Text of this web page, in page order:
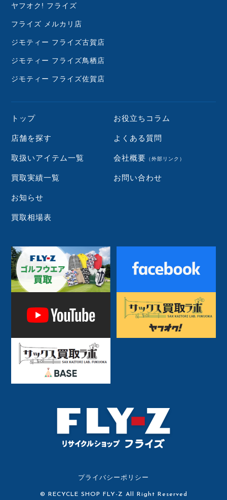
ヤフオク! フライズ
フライズ メルカリ店
ジモティー フライズ古賀店
ジモティー フライズ鳥栖店
ジモティー フライズ佐賀店
トップ
店舗を探す
取扱いアイテム一覧
買取実績一覧
お知らせ
買取相場表
お役立ちコラム
よくある質問
会社概要 （外部リンク）
お問い合わせ
プライバシーポリシー
© RECYCLE SHOP FLY-Z All Right Reserved